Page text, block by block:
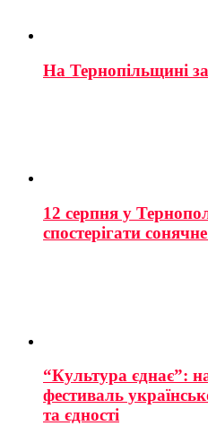
На Тернопільщині
12 серпня у
спостерігати
“Культура єднає”:
фестиваль
та єдності